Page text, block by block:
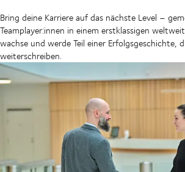
Bring deine Karriere auf das nächste Level –
Teamplayer:innen in einem erstklassigen
wachse und werde Teil einer Erfolgsgeschichte,
weiterschreiben.